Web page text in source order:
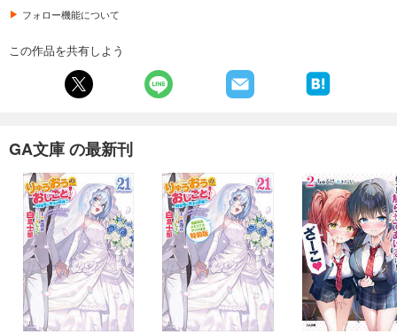
フォロー機能について
この作品を共有しよう
GA文庫 の最新刊